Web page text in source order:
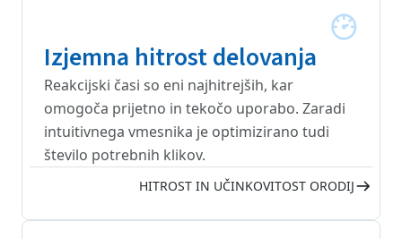
Izjemna hitrost delovanja
Reakcijski časi so eni najhitrejših, kar
omogoča prijetno in tekočo uporabo. Zaradi
intuitivnega vmesnika je optimizirano tudi
število potrebnih klikov.
HITROST IN UČINKOVITOST ORODIJ